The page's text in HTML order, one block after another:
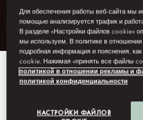
WELLNESS
As Mandarin
Kong embarks
Для обеспечения работы веб-сайта мы
помощью анализируется трафик и
В разделе «Настройки файлов cookie»
мы используем. В политике в
подробная информация и пояснения,
cookie. Нажимая «принять все файлы
политикой в отношении рекламы и
политикой конфиденциальности
НАСТРОЙКИ ФАЙЛОВ